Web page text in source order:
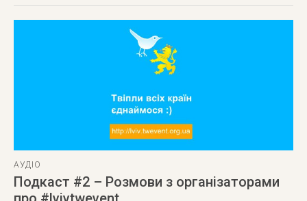
ЛОКАЦІЇ
ДОВІДКА
АУДІО
Подкаст #2 – Розмови з організаторами